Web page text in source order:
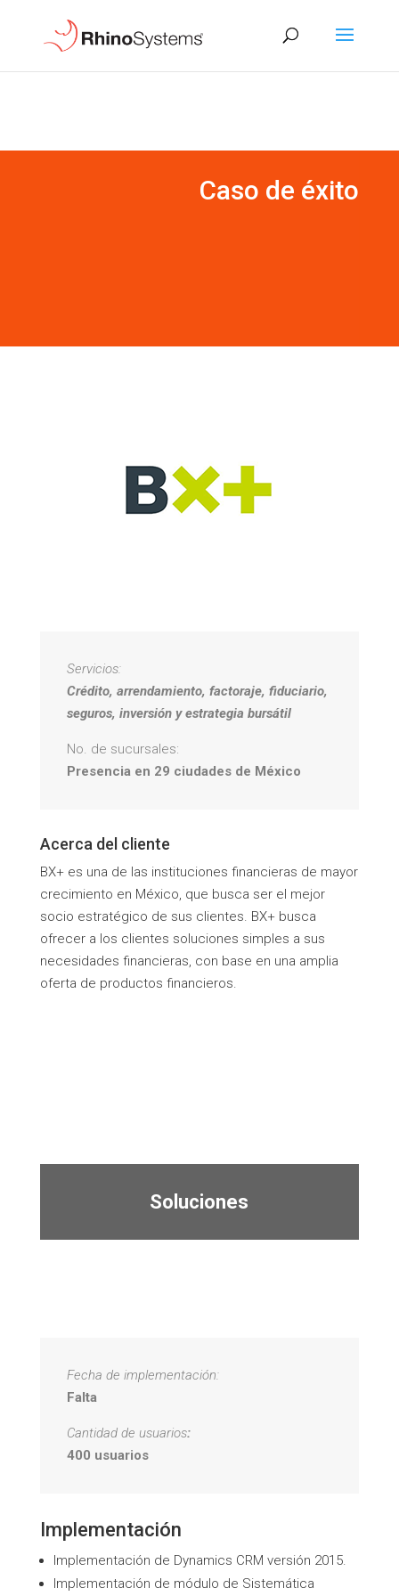
Caso de éxito
Servicios:
Crédito, arrendamiento, factoraje, fiduciario,
seguros, inversión y estrategia bursátil
No. de sucursales:
Presencia en 29 ciudades de México
Acerca del cliente
BX+ es una de las instituciones financieras de mayor
crecimiento en México, que busca ser el mejor
socio estratégico de sus clientes. BX+ busca
ofrecer a los clientes soluciones simples a sus
necesidades financieras, con base en una amplia
oferta de productos financieros.
Soluciones
Fecha de implementación:
Falta
Cantidad de usuarios:
400 usuarios
Implementación
Implementación de Dynamics CRM versión 2015.
Implementación de módulo de Sistemática